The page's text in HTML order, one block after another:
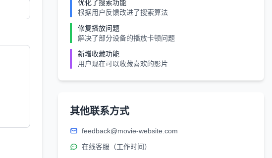
优化了搜索功能
根据用户反馈改进了搜索算法
修复播放问题
解决了部分设备的播放卡顿问题
新增收藏功能
用户现在可以收藏喜欢的影片
其他联系方式
feedback@movie-website.com
在线客服（工作时间）